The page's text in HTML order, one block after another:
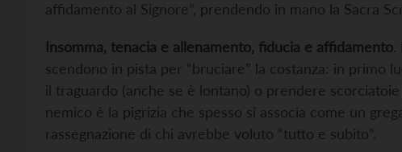
affidamento al Signore”, prendendo in mano la Sacra
Insomma, tenacia e allenamento, fiducia e affidamento.
scendono in pista per “bruciare” la costanza: in primo
il traguardo (anche se è lontano) o prendere
nemico è la pigrizia che spesso si associa come un
rassegnazione di chi avrebbe voluto “tutto e subito”.